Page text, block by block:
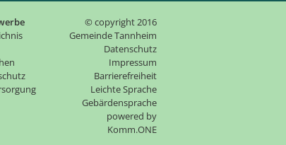
© copyright 2016
Gemeinde Tannheim
Datenschutz
Impressum
Barrierefreiheit
Leichte Sprache
Gebärdensprache
powered by
Komm.ONE